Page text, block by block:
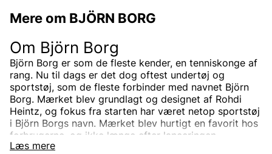
Mere om BJÖRN BORG
Læs mere
Om Björn Borg
Björn Borg er som de fleste kender, en tenniskonge af
rang. Nu til dags er det dog oftest undertøj og
sportstøj, som de fleste forbinder med navnet Björn
Borg. Mærket blev grundlagt og designet af Rohdi
Heintz, og fokus fra starten har været netop sportstøj
i Björn Borgs navn. Mærket blev hurtigt en favorit hos
forbrugerne, og ikke længe efter lanceringen
begyndte Heintz at udtænke en ny idé om